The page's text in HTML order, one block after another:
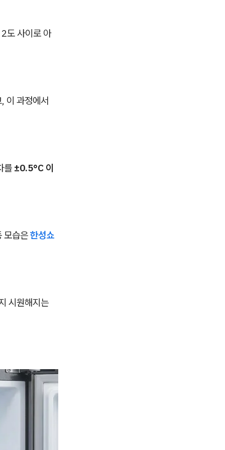
도 사이로 아
이 과정에서
를 ±0.5°C 이
모습은한성쇼
시원해지는